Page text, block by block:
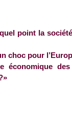
point la
choc pour
économique des